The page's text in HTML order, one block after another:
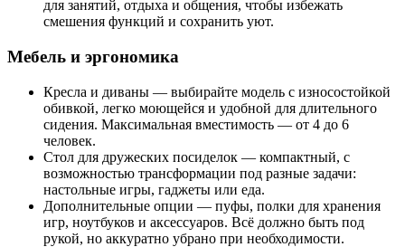
для занятий, отдыха и общения, чтобы избежать
смешения функций и сохранить уют.
Мебель и эргономика
Кресла и диваны — выбирайте модель с износостойкой
обивкой, легко моющейся и удобной для длительного
сидения. Максимальная вместимость — от 4 до 6
человек.
Стол для дружеских посиделок — компактный, с
возможностью трансформации под разные задачи:
настольные игры, гаджеты или еда.
Дополнительные опции — пуфы, полки для хранения
игр, ноутбуков и аксессуаров. Всё должно быть под
рукой, но аккуратно убрано при необходимости.